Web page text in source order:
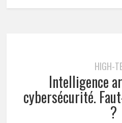
HIGH-
Intelligence
cybersécurité.
?